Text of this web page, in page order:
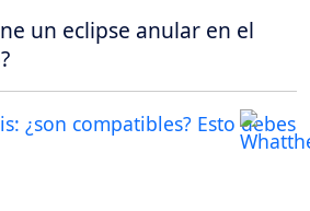
un eclipse anular en el